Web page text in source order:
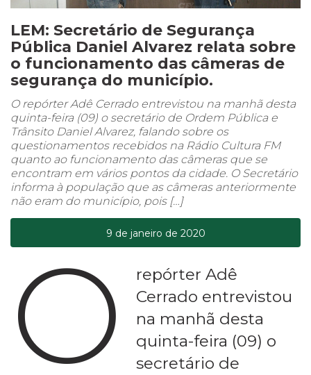
LEM: Secretário de Segurança
Pública Daniel Alvarez relata sobre
o funcionamento das câmeras de
segurança do município.
O repórter Adê Cerrado entrevistou na manhã desta
quinta-feira (09) o secretário de Ordem Pública e
Trânsito Daniel Alvarez, falando sobre os
questionamentos recebidos na Rádio Cultura FM
quanto ao funcionamento das câmeras que se
encontram em vários pontos da cidade. O Secretário
informa à população que as câmeras anteriormente
não eram do município, pois […]
9 de janeiro de 2020
O
repórter Adê
Cerrado entrevistou
na manhã desta
quinta-feira (09) o
secretário de